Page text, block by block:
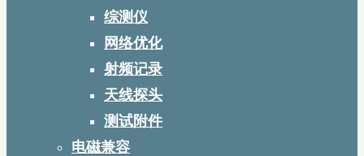
综测仪
网络优化
射频记录
天线探头
测试附件
电磁兼容